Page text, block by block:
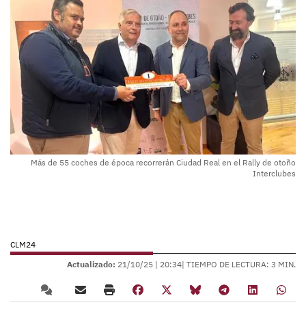
Más de 55 coches de época recorrerán Ciudad Real en el Rally de otoño
Interclubes
CLM24
Actualizado: 21/10/25 | 20:34| TIEMPO DE LECTURA: 3 MIN.